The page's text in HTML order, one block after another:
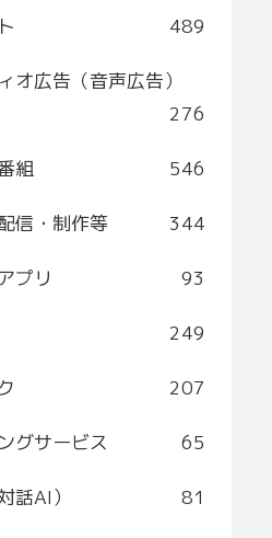
489
広告（音声広告）
276
組 546
信・制作等 344
プリ 93
249
207
グサービス 65
話AI） 81